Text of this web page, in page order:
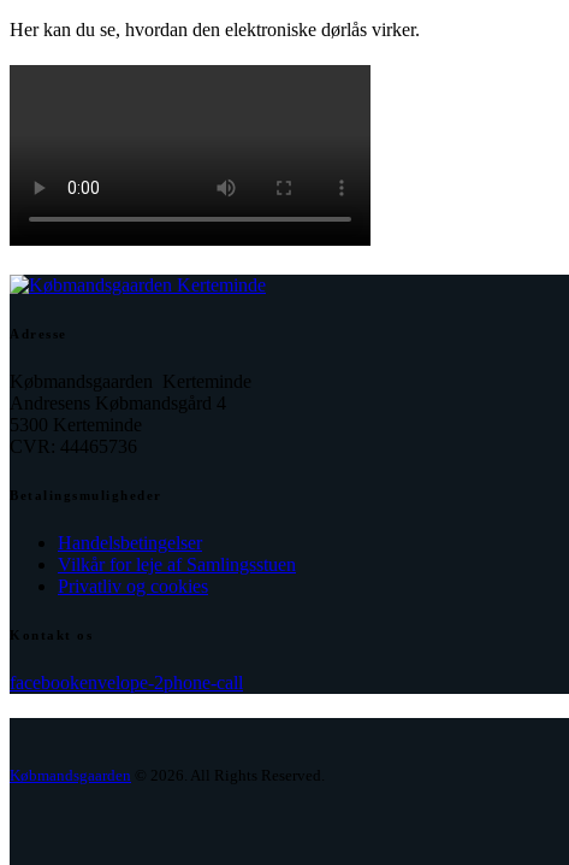
Her kan du se, hvordan den elektroniske dørlås virker.
Adresse
Købmandsgaarden Kerteminde
Andresens Købmandsgård 4
5300 Kerteminde
CVR: 44465736
Betalingsmuligheder
Handelsbetingelser
Vilkår for leje af Samlingsstuen
Privatliv og cookies
Kontakt os
facebookenvelope-2phone-call
Købmandsgaarden © 2026. All Rights Reserved.